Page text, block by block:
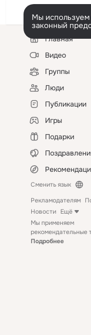
Мы используем
законный
Левая
колонкаГлавная
Видео
Группы
Люди
Публикации
Игры
Подарки
Сменить язык
Рекламодателям
Новости Ещё
Мы применяем
рекомендательные
Подробнее